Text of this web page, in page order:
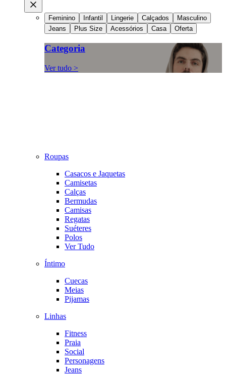
Feminino Infantil Lingerie Calçados
Masculino
Jeans
Plus Size Acessórios Casa Oferta
Categoria
Ver tudo >
Roupas
Casacos e Jaquetas
Camisetas
Calças
Bermudas
Camisas
Regatas
Suéteres
Polos
Ver Tudo
Íntimo
Cuecas
Meias
Pijamas
Linhas
Fitness
Praia
Social
Personagens
Jeans